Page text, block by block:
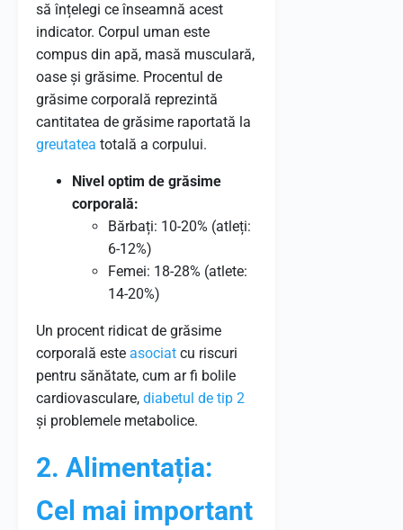
să înțelegi ce înseamnă acest
indicator. Corpul uman este
compus din apă, masă musculară,
oase și grăsime. Procentul de
grăsime corporală reprezintă
cantitatea de grăsime raportată la
greutatea totală a corpului.
Nivel optim de grăsime
corporală:
Bărbați: 10-20% (atleți:
6-12%)
Femei: 18-28% (atlete:
14-20%)
Un procent ridicat de grăsime
corporală este asociat cu riscuri
pentru sănătate, cum ar fi bolile
cardiovasculare, diabetul de tip 2
și problemele metabolice.
2. Alimentația:
Cel mai important